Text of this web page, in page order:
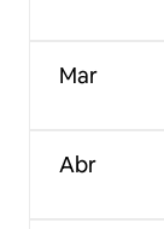
Mar
Abr